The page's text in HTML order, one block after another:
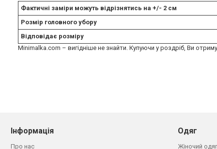
Фактичні заміри можуть відрізнятись на +/- 2 см
Розмір головного убору
Відповідає розміру
Minimalka.com – вигідніше не знайти. Купуючи у роздріб, Ви
Інформація
Про нас
Одяг
Жіночий одяг